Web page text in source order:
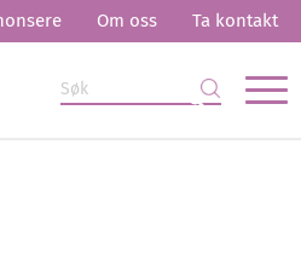
Om oss Ta kontakt